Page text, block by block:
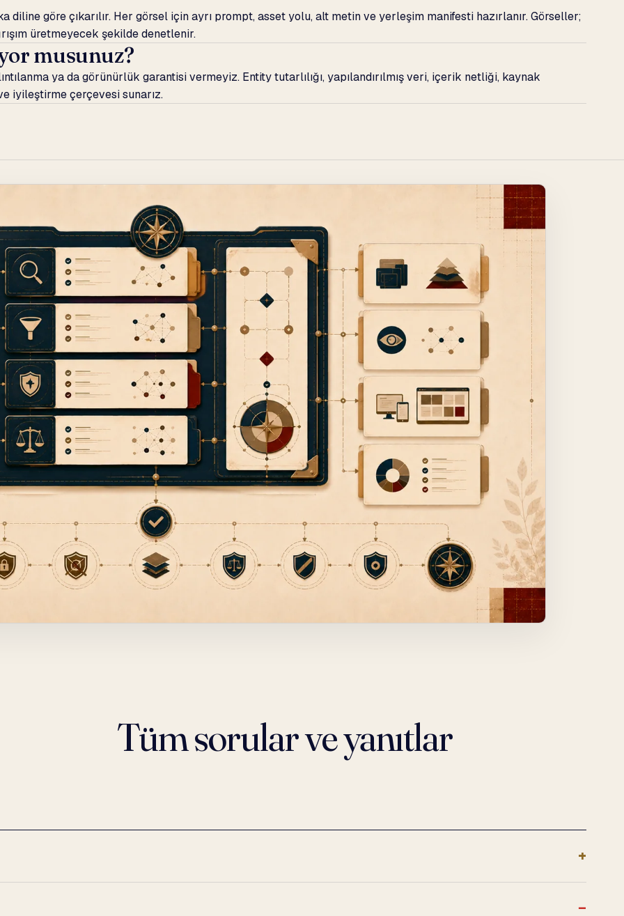
göre çıkarılır. Her görsel için ayrı prompt, asset yolu, alt metin ve yerleşim manifesti hazırlanır. Görseller;
üretmeyecek şekilde denetlenir.
musunuz?
ya da görünürlük garantisi vermeyiz. Entity tutarlılığı, yapılandırılmış veri, içerik netliği, kaynak
iyileştirme çerçevesi sunarız.
Tüm sorular ve yanıtlar